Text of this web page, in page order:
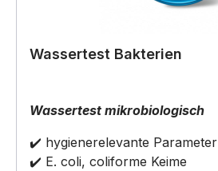
Wassertest Bakterien
Wassertest mikrobiologisch
✔️ hygienerelevante Parameter
✔️ E. coli, coliforme Keime